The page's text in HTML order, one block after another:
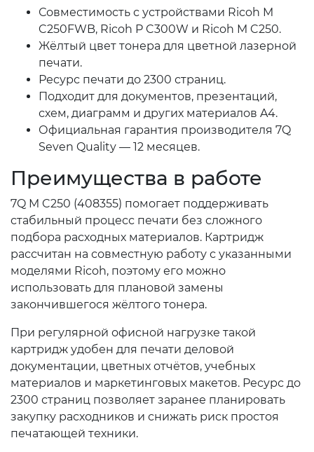
Совместимость с устройствами Ricoh M
C250FWB, Ricoh P C300W и Ricoh M C250.
Жёлтый цвет тонера для цветной лазерной
печати.
Ресурс печати до 2300 страниц.
Подходит для документов, презентаций,
схем, диаграмм и других материалов A4.
Официальная гарантия производителя 7Q
Seven Quality — 12 месяцев.
Преимущества в работе
7Q M C250 (408355) помогает поддерживать
стабильный процесс печати без сложного
подбора расходных материалов. Картридж
рассчитан на совместную работу с указанными
моделями Ricoh, поэтому его можно
использовать для плановой замены
закончившегося жёлтого тонера.
При регулярной офисной нагрузке такой
картридж удобен для печати деловой
документации, цветных отчётов, учебных
материалов и маркетинговых макетов. Ресурс до
2300 страниц позволяет заранее планировать
закупку расходников и снижать риск простоя
печатающей техники.